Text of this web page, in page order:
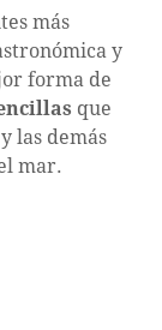
más
y
forma de
que
las demás
mar.